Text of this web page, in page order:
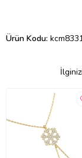
Ürün Kodu: